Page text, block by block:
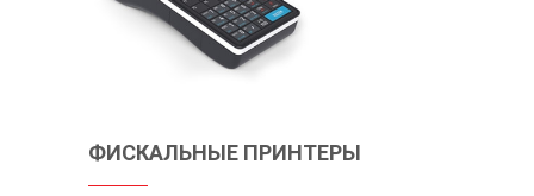
ФИСКАЛЬНЫЕ ПРИНТЕРЫ